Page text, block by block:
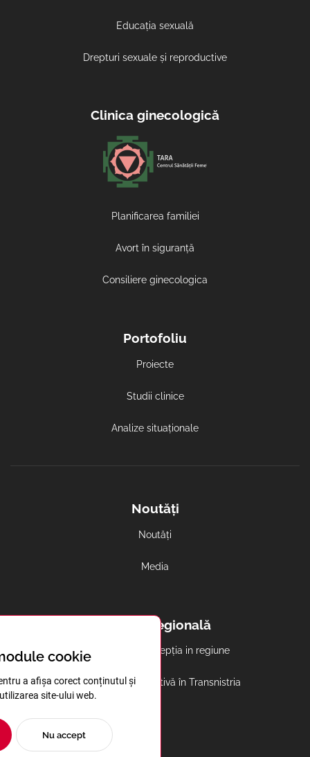
Educația sexuală
Drepturi sexuale și reproductive
Clinica ginecologică
Planificarea familiei
Avort în siguranță
Consiliere ginecologica
Portofoliu
Proiecte
Studii clinice
Analize situaționale
Noutăți
Noutăți
Media
Coaliția regională
Avortul și contracepția in regiune
Sănătatea reproductivă în Transnistria
cookie
a afișa corect conținutul și
site-ului web.
Nu accept